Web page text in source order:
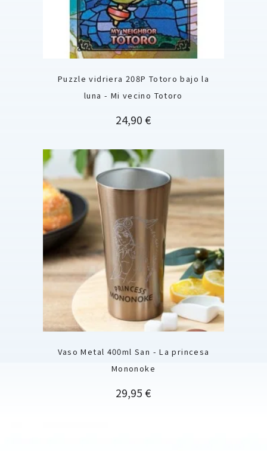
Puzzle vidriera 208P Totoro bajo la
luna - Mi vecino Totoro
Precio
24,90 €
Vaso Metal 400ml San - La princesa
Mononoke
Precio
29,95 €